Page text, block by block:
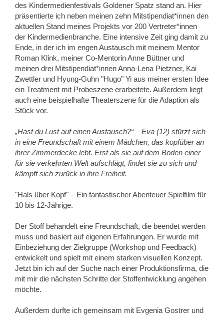
des Kindermedienfestivals Goldener Spatz stand an. Hier
präsentierte ich neben meinen zehn Mitstipendiat*innen den
aktuellen Stand meines Projekts vor 200 Vertreter*innen
der Kindermedienbranche. Eine intensive Zeit ging damit zu
Ende, in der ich im engen Austausch mit meinem Mentor
Roman Klink, meiner Co-Mentorin Anne Büttner und
meinen drei Mitstipendiat*innen Anna-Lena Pietzner, Kai
Zwettler und Hyung-Guhn "Hugo" Yi aus meiner ersten Idee
ein Treatment mit Probeszene erarbeitete. Außerdem liegt
auch eine beispielhafte Theaterszene für die Adaption als
Stück vor.
„Hast du Lust auf einen Austausch?“– Eva (12) stürzt sich
in eine Freundschaft mit einem Mädchen, das kopfüber an
ihrer Zimmerdecke lebt. Erst als sie auf dem Boden einer
für sie verkehrten Welt aufschlägt, findet sie zu sich und
kämpft sich zurück in ihre Freiheit.
"Hals über Kopf" – Ein fantastischer Abenteuer Spielfilm für
10 bis 12-Jährige.
Der Stoff behandelt eine Freundschaft, die beendet werden
muss und basiert auf eigenen Erfahrungen. Er wurde mit
Einbeziehung der Zielgruppe (Workshop und Feedback)
entwickelt und spielt mit einem starken visuellen Konzept.
Jetzt bin ich auf der Suche nach einer Produktionsfirma, die
mit mir die nächsten Schritte der Stoffentwicklung angehen
möchte.
Außerdem durfte ich gemeinsam mit Evgenia Gostrer und